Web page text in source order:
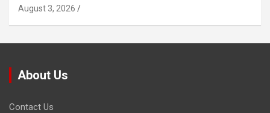
August 3, 2026
About Us
Contact Us